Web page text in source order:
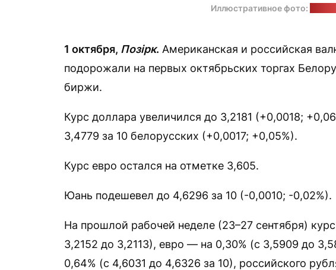
Иллюстративное фото:
1 октября, Позірк. Американская и российская
подорожали на первых октябрьских торгах
биржи.
Курс доллара увеличился до 3,2181 (+0,0018;
3,4779 за 10 белорусских (+0,0017; +0,05%).
Курс евро остался на отметке 3,605.
Юань подешевел до 4,6296 за 10 (-0,0010; -0,02%).
На прошлой рабочей неделе (23–27 сентября)
3,2152 до 3,2113), евро — на 0,30% (с 3,5909 до
0,64% (с 4,6031 до 4,6326 за 10), российского